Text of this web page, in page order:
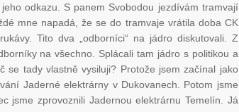
odkazu. S panem Svobodou jezdívám tramvají
mne napadá, že se do tramvaje vrátila doba CK
Tito dva „odborníci“ na jádro diskutovali. Z
na všechno. Splácali tam jádro s politikou a
se tady vlastně vysiluji? Protože jsem začínal jako
Jaderné elektrárny v Dukovanech. Potom jsme
jsme zprovoznili Jadernou elektrárnu Temelín. Já